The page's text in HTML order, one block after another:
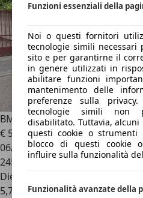
BMW X1X1 xdrive18d Futura
€ 5.499
06/2011
245.000 km
Diesel
5,7 l/100 km (comb.)
Funzioni essenziali della
Noi o questi fornitori
tecnologie simili necessari
sito e per garantirne il
in genere utilizzati in
abilitare funzioni
mantenimento delle
preferenze sulla
tecnologie simili non
disabilitato. Tuttavia,
questi cookie o
blocco di questi cookie
influire sulla funzionalità
Funzionalità avanzate della